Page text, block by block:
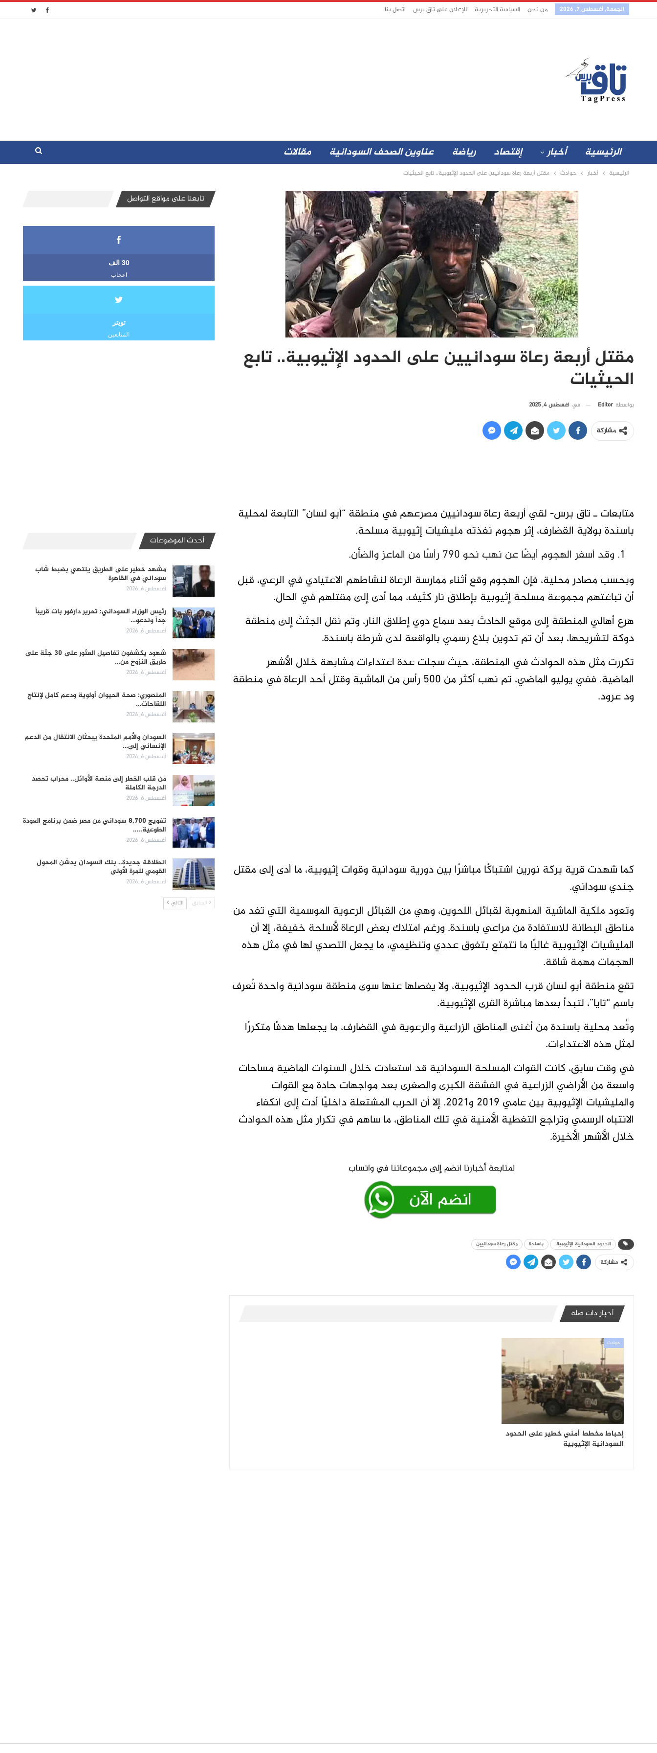
الجمعة, أغسطس 7, 2026 من نحن السياسة التحريرية للإعلان على تاق برس اتصل بنا
الرئيسية أخبار إقتصاد رياضة عناوين الصحف السودانية مقالات
الرئيسية أخبار حوادث مقتل أربعة رعاة سودانيين على الحدود الإثيوبية.. تابع الحيثيات
مقتل أربعة رعاة سودانيين على الحدود الإثيوبية.. تابع
الحيثيات
بواسطة Editor في أغسطس 4, 2025
مشاركة
متابعات ـ تاق برس- لقي أربعة رعاة سودانيين مصرعهم في منطقة “أبو لسان” التابعة لمحلية
باسندة بولاية القضارف، إثر هجوم نفذته مليشيات إثيوبية مسلحة.
وقد أسفر الهجوم أيضًا عن نهب نحو 790 رأسًا من الماعز والضأن.
وبحسب مصادر محلية، فإن الهجوم وقع أثناء ممارسة الرعاة لنشاطهم الاعتيادي في الرعي، قبل
أن تباغتهم مجموعة مسلحة إثيوبية بإطلاق نار كثيف، مما أدى إلى مقتلهم في الحال.
هرع أهالي المنطقة إلى موقع الحادث بعد سماع دوي إطلاق النار، وتم نقل الجثث إلى منطقة
دوكة لتشريحها، بعد أن تم تدوين بلاغ رسمي بالواقعة لدى شرطة باسندة.
تكررت مثل هذه الحوادث في المنطقة، حيث سجلت عدة اعتداءات مشابهة خلال الأشهر
الماضية. ففي يوليو الماضي، تم نهب أكثر من 500 رأس من الماشية وقتل أحد الرعاة في منطقة
ود عرود.
كما شهدت قرية بركة نورين اشتباكًا مباشرًا بين دورية سودانية وقوات إثيوبية، ما أدى إلى مقتل
جندي سوداني.
وتعود ملكية الماشية المنهوبة لقبائل اللحوين، وهي من القبائل الرعوية الموسمية التي تفد من
مناطق البطانة للاستفادة من مراعي باسندة. ورغم امتلاك بعض الرعاة لأسلحة خفيفة، إلا أن
المليشيات الإثيوبية غالبًا ما تتمتع بتفوق عددي وتنظيمي، ما يجعل التصدي لها في مثل هذه
الهجمات مهمة شاقة.
تقع منطقة أبو لسان قرب الحدود الإثيوبية، ولا يفصلها عنها سوى منطقة سودانية واحدة تُعرف
باسم “تايا”، لتبدأ بعدها مباشرة القرى الإثيوبية.
وتُعد محلية باسندة من أغنى المناطق الزراعية والرعوية في القضارف، ما يجعلها هدفًا متكررًا
لمثل هذه الاعتداءات.
في وقت سابق، كانت القوات المسلحة السودانية قد استعادت خلال السنوات الماضية مساحات
واسعة من الأراضي الزراعية في الفشقة الكبرى والصغرى بعد مواجهات حادة مع القوات
والمليشيات الإثيوبية بين عامي 2019 و2021. إلا أن الحرب المشتعلة داخليًا أدت إلى انكفاء
الانتباه الرسمي وتراجع التغطية الأمنية في تلك المناطق، ما ساهم في تكرار مثل هذه الحوادث
خلال الأشهر الأخيرة.
الحدود السودانية الإثيوبية. باسندة مقتل رعاة سودانيين
مشاركة
أخبار ذات صلة
حوادث
إحباط مخطط أمني خطير على الحدود
السودانية الإثيوبية
تابعنا على مواقع التواصل
30 الف
اعجاب
تويتر
المتابعين
أحدث الموضوعات
مشهد خطير على الطريق ينتهي بضبط شاب
سوداني في القاهرة
أغسطس 6, 2026
رئيس الوزراء السوداني: تحرير دارفور بات قريباً
جداً وندعو…
أغسطس 6, 2026
شهود يكشفون تفاصيل العثور على 30 جثة على
طريق النزوح من…
أغسطس 6, 2026
المنصوري: صحة الحيوان أولوية ودعم كامل لإنتاج
اللقاحات…
أغسطس 6, 2026
السودان والأمم المتحدة يبحثان الانتقال من الدعم
الإنساني إلى…
أغسطس 6, 2026
من قلب الخطر إلى منصة الأوائل.. محراب تحصد
الدرجة الكاملة
أغسطس 6, 2026
تفويج 8,700 سوداني من مصر ضمن برنامج العودة
الطوعية..…
أغسطس 6, 2026
انطلاقة جديدة.. بنك السودان يدشن المحول
القومي للمرة الأولى
أغسطس 6, 2026
السابق التالي